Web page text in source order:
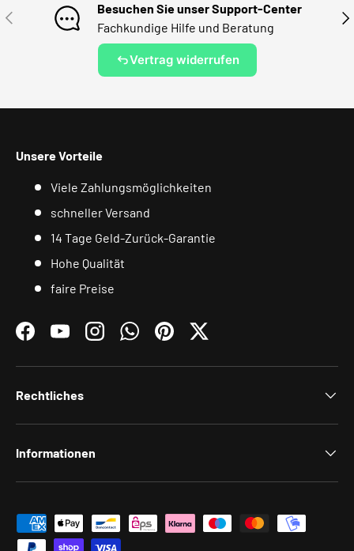
VORHERIGE
Besuchen Sie unser Support-Center
Fachkundige Hilfe und Beratung
Vertrag widerrufen
Unsere Vorteile
Viele Zahlungsmöglichkeiten
schneller Versand
14 Tage Geld-Zurück-Garantie
Hohe Qualität
faire Preise
FacebookYouTubeInstagramWhatsAppPinterestTwitter
Rechtliches
Informationen
Zahlungsmethoden